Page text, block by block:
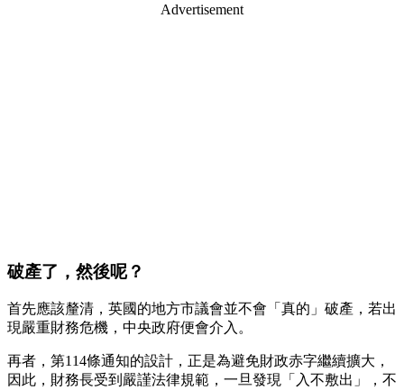
Advertisement
破產了，然後呢？
首先應該釐清，英國的地方市議會並不會「真的」破產，若出
現嚴重財務危機，中央政府便會介入。
再者，第114條通知的設計，正是為避免財政赤字繼續擴大，
因此，財務長受到嚴謹法律規範，一旦發現「入不敷出」，不